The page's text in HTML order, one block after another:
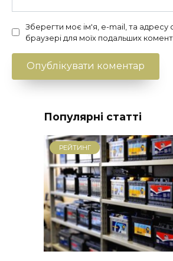
Зберегти моє ім'я, e-mail, та адресу
браузері для моїх подальших
Популярні статті
РЕЙТИНГ